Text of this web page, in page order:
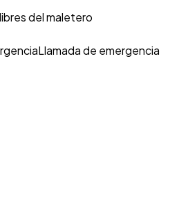
del maletero
de emergencia